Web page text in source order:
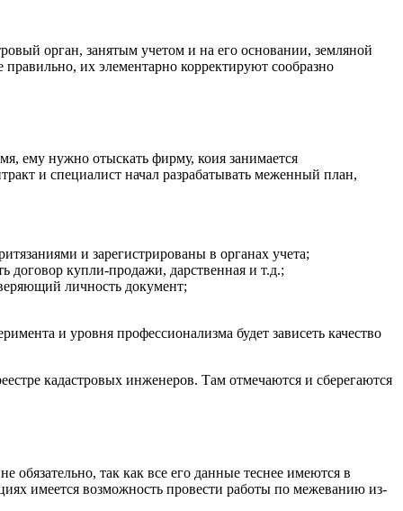
орган, занятым учетом и на его основании, земляной
их элементарно корректируют сообразно
ему нужно отыскать фирму, коия занимается
и специалист начал разрабатывать меженный план,
и зарегистрированы в органах учета;
договор купли-продажи, дарственная и т.д.;
личность документ;
и уровня профессионализма будет зависеть качество
кадастровых инженеров. Там отмечаются и сберегаются
так как все его данные теснее имеются в
имеется возможность провести работы по межеванию из-